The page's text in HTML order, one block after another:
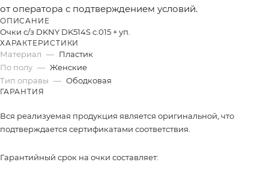
от оператора с подтверждением условий.
ОПИСАНИЕ
Очки с/з DKNY DK514S c.015 + уп.
ХАРАКТЕРИСТИКИ
Материал — Пластик
По полу — Женские
Тип оправы — Ободковая
ГАРАНТИЯ
Вся реализуемая продукция является оригинальной, что
подтверждается сертификатами соответствия.
Гарантийный срок на очки составляет: